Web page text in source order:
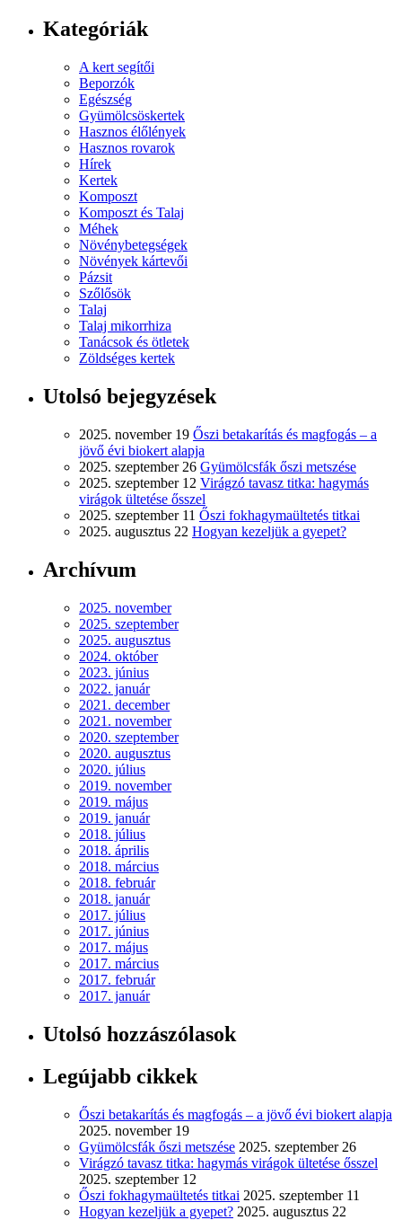
Kategóriák
A kert segítői
Beporzók
Egészség
Gyümölcsöskertek
Hasznos élőlények
Hasznos rovarok
Hírek
Kertek
Komposzt
Komposzt és Talaj
Méhek
Növénybetegségek
Növények kártevői
Pázsit
Szőlősök
Talaj
Talaj mikorrhiza
Tanácsok és ötletek
Zöldséges kertek
Utolsó bejegyzések
2025. november 19 Őszi betakarítás és magfogás – a
jövő évi biokert alapja
2025. szeptember 26 Gyümölcsfák őszi metszése
2025. szeptember 12 Virágzó tavasz titka: hagymás
virágok ültetése ősszel
2025. szeptember 11 Őszi fokhagymaültetés titkai
2025. augusztus 22 Hogyan kezeljük a gyepet?
Archívum
2025. november
2025. szeptember
2025. augusztus
2024. október
2023. június
2022. január
2021. december
2021. november
2020. szeptember
2020. augusztus
2020. július
2019. november
2019. május
2019. január
2018. július
2018. április
2018. március
2018. február
2018. január
2017. július
2017. június
2017. május
2017. március
2017. február
2017. január
Utolsó hozzászólasok
Legújabb cikkek
Őszi betakarítás és magfogás – a jövő évi biokert alapja
2025. november 19
Gyümölcsfák őszi metszése 2025. szeptember 26
Virágzó tavasz titka: hagymás virágok ültetése ősszel
2025. szeptember 12
Őszi fokhagymaültetés titkai 2025. szeptember 11
Hogyan kezeljük a gyepet? 2025. augusztus 22